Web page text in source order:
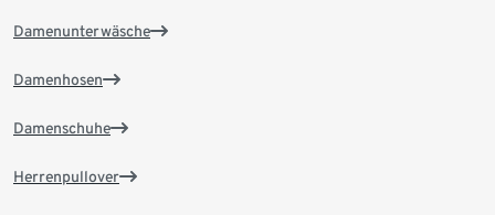
Damenunterwäsche
Damenhosen
Damenschuhe
Herrenpullover